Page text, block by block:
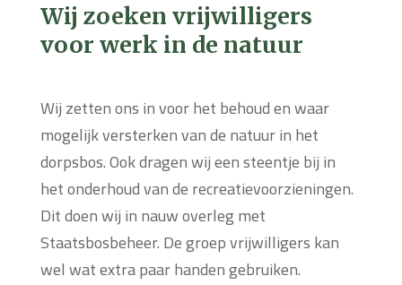
Wij zoeken vrijwilligers
voor werk in de natuur
Wij zetten ons in voor het behoud en waar
mogelijk versterken van de natuur in het
dorpsbos. Ook dragen wij een steentje bij in
het onderhoud van de recreatievoorzieningen.
Dit doen wij in nauw overleg met
Staatsbosbeheer. De groep vrijwilligers kan
wel wat extra paar handen gebruiken.